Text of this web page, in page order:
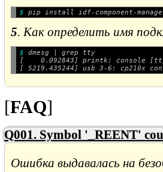
$
5. Как определить имя
$ dmesg | grep tty
[    0.092843] printk: console
[FAQ]
Q001. Symbol '_REENT'
Ошибка выдавалась на